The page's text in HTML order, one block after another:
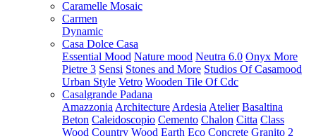
Caramelle Mosaic
Carmen
Dynamic
Casa Dolce Casa
Essential Mood Nature mood Neutra 6.0 Onyx More
Pietre 3 Sensi Stones and More Studios Of Casamood
Urban Style Vetro Wooden Tile Of Cdc
Casalgrande Padana
Amazzonia Architecture Ardesia Atelier Basaltina
Beton Caleidoscopio Cemento Chalon Citta Class
Wood Country Wood Earth Eco Concrete Granito 2